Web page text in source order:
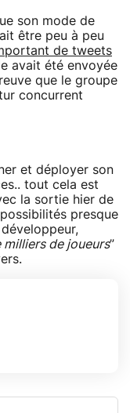
son mode de
être peu à peu
de tweets
avait été envoyée
que le groupe
concurrent
et déployer son
tout cela est
la sortie hier de
presque
milliers de joueurs”